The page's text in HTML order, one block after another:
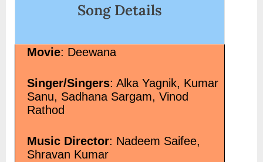
Song Details
Movie: Deewana
Singer/Singers: Alka Yagnik, Kumar
Sanu, Sadhana Sargam, Vinod
Rathod
Music Director: Nadeem Saifee,
Shravan Kumar